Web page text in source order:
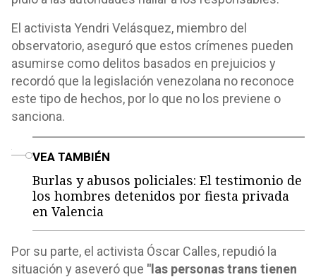
El activista Yendri Velásquez, miembro del
observatorio, aseguró que estos crímenes pueden
asumirse como delitos basados en prejuicios y
recordó que la legislación venezolana no reconoce
este tipo de hechos, por lo que no los previene o
sanciona.
VEA TAMBIÉN
Burlas y abusos policiales: El testimonio de
los hombres detenidos por fiesta privada
en Valencia
Por su parte, el activista Óscar Calles, repudió la
situación y aseveró que "las personas trans tienen